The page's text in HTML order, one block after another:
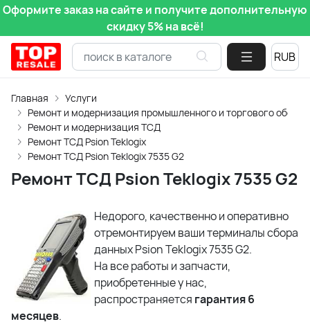
Оформите заказ на сайте и получите дополнительную
скидку 5% на всё!
Главная
Услуги
Ремонт и модернизация промышленного и торгового
Ремонт и модернизация ТСД
Ремонт ТСД Psion Teklogix
Ремонт ТСД Psion Teklogix 7535 G2
Ремонт ТСД Psion Teklogix 7535 G2
Недорого, качественно и оперативно
отремонтируем ваши терминалы сбора
данных Psion Teklogix 7535 G2.
На все работы и запчасти,
приобретенные у нас,
распространяется гарантия 6
месяцев.